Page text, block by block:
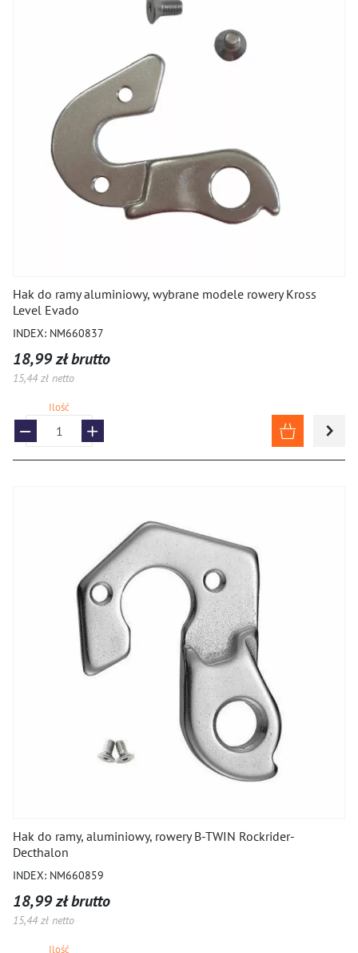
Hak do ramy aluminiowy, wybrane modele rowery Kross
Level Evado
INDEX: NM660837
18,99 zł brutto
15,44 zł netto
Ilość
Hak do ramy, aluminiowy, rowery B-TWIN Rockrider-
Decthalon
INDEX: NM660859
18,99 zł brutto
15,44 zł netto
Ilość